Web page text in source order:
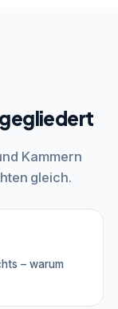
Kammern
gleich.
– warum